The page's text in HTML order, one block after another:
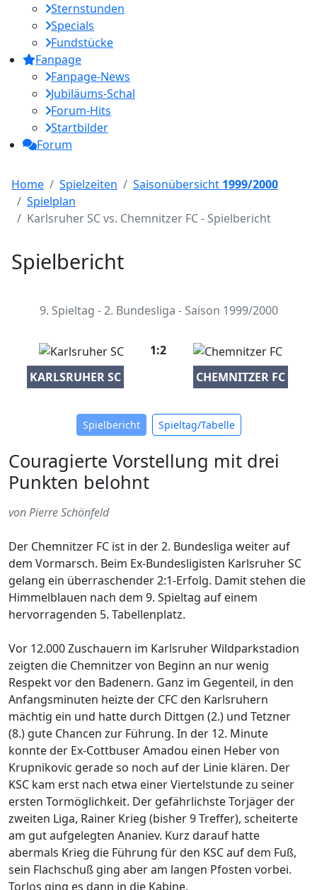
Sternstunden
Specials
Fundstücke
Fanpage
Fanpage-News
Jubiläums-Schal
Forum-Hits
Startbilder
Forum
Home Spielzeiten Saisonübersicht 1999/2000
Spielplan
Karlsruher SC vs. Chemnitzer FC - Spielbericht
Spielbericht
9. Spieltag - 2. Bundesliga - Saison 1999/2000
KARLSRUHER SC
1:2
CHEMNITZER FC
Spielbericht Spieltag/Tabelle
Couragierte Vorstellung mit drei
Punkten belohnt
von Pierre Schönfeld
Der Chemnitzer FC ist in der 2. Bundesliga weiter auf
dem Vormarsch. Beim Ex-Bundesligisten Karlsruher SC
gelang ein überraschender 2:1-Erfolg. Damit stehen die
Himmelblauen nach dem 9. Spieltag auf einem
hervorragenden 5. Tabellenplatz.
Vor 12.000 Zuschauern im Karlsruher Wildparkstadion
zeigten die Chemnitzer von Beginn an nur wenig
Respekt vor den Badenern. Ganz im Gegenteil, in den
Anfangsminuten heizte der CFC den Karlsruhern
mächtig ein und hatte durch Dittgen (2.) und Tetzner
(8.) gute Chancen zur Führung. In der 12. Minute
konnte der Ex-Cottbuser Amadou einen Heber von
Krupnikovic gerade so noch auf der Linie klären. Der
KSC kam erst nach etwa einer Viertelstunde zu seiner
ersten Tormöglichkeit. Der gefährlichste Torjäger der
zweiten Liga, Rainer Krieg (bisher 9 Treffer), scheiterte
am gut aufgelegten Ananiev. Kurz darauf hatte
abermals Krieg die Führung für den KSC auf dem Fuß,
sein Flachschuß ging aber am langen Pfosten vorbei.
Torlos ging es dann in die Kabine.